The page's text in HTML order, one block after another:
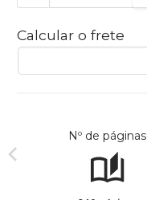
Calcular o frete
Nº de páginas